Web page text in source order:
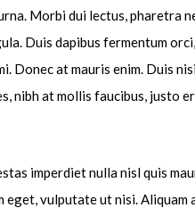
Morbi dui lectus, pharetra
Duis dapibus fermentum
Donec at mauris enim. Duis
nibh at mollis faucibus, justo
imperdiet nulla nisl quis
vulputate ut nisi. Aliquam